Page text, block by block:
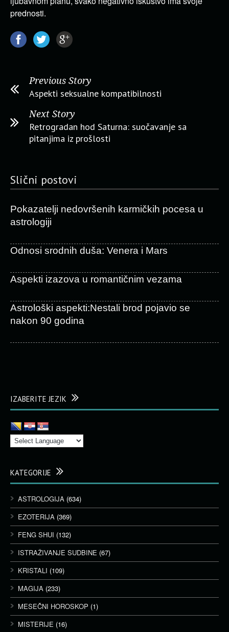
prednosti.
Previous Story
Aspekti seksualne kompatibilnosti
Next Story
Retrogradan hod Saturna: suočavanje sa
pitanjima iz prošlosti
Slični postovi
Pokazatelji nedovršenih karmičkih pocesa u
astrologiji
Odnosi srodnih duša: Venera i Mars
Aspekti izazova u romantičnim vezama
Astrološki aspekti:Nestali brod pojavio se
nakon 90 godina
IZABERITE JEZIK
KATEGORIJE
ASTROLOGIJA (634)
EZOTERIJA (369)
FENG SHUI (132)
ISTRAŽIVANJE SUDBINE (67)
KRISTALI (109)
MAGIJA (233)
MESEČNI HOROSKOP (1)
MISTERIJE (16)